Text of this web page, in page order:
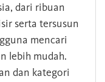
dari ribuan
serta tersusun
mencari
lebih mudah.
dan kategori